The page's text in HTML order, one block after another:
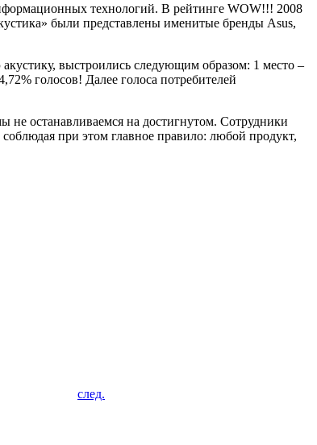
технологий. В рейтинге WOW!!! 2008
были представлены именитые бренды Asus,
выстроились следующим образом: 1 место –
голосов! Далее голоса потребителей
не останавливаемся на достигнутом. Сотрудники
при этом главное правило: любой продукт,
след.